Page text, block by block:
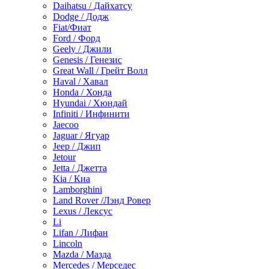
Daihatsu / Дайхатсу
Dodge / Додж
Fiat/Фиат
Ford / Форд
Geely / Джили
Genesis / Генезис
Great Wall / Грейт Волл
Haval / Хавал
Honda / Хонда
Hyundai / Хюндай
Infiniti / Инфинити
Jaecoo
Jaguar / Ягуар
Jeep / Джип
Jetour
Jetta / Джетта
Kia / Киа
Lamborghini
Land Rover /Лэнд Ровер
Lexus / Лексус
Li
Lifan / Лифан
Lincoln
Mazda / Мазда
Mercedes / Мерседес